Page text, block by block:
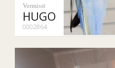
Vermisst
HUGO
0002864